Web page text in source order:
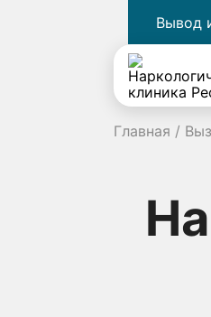
Вывод
Главная /